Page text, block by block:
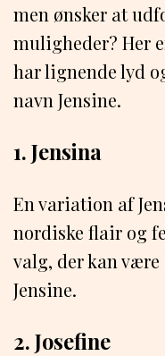
men ønsker at
muligheder? Her
har lignende lyd
navn Jensine.
1. Jensina
En variation af
nordiske flair og
valg, der kan
Jensine.
2. Josefine